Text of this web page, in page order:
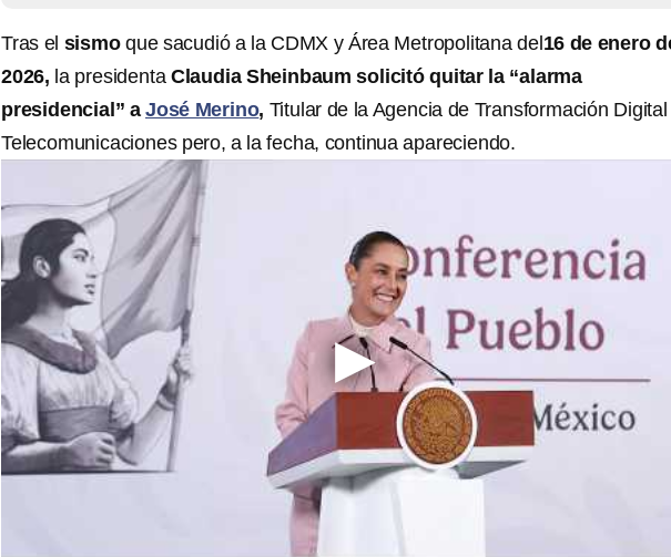
Tras el sismoque sacudió a la CDMX y Área Metropolitana del 16 de enero
2026, la presidenta Claudia Sheinbaum solicitó quitar la “alarma
presidencial” aJosé Merino, Titular de la Agencia de Transformación Digital
Telecomunicaciones pero, a la fecha, continua apareciendo.